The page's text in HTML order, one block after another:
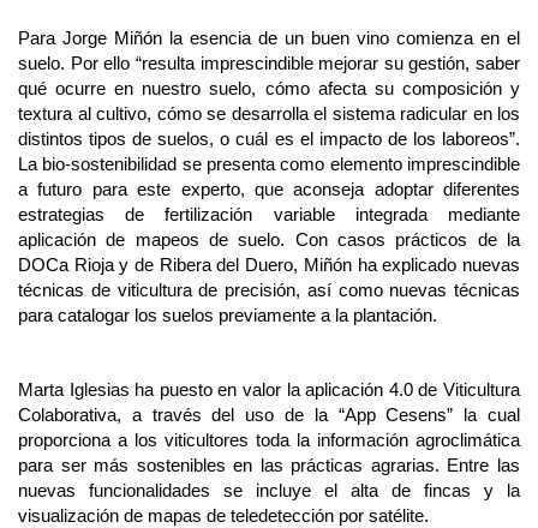
Para Jorge Miñón la esencia de un buen vino comienza en el
suelo. Por ello “resulta imprescindible mejorar su gestión, saber
qué ocurre en nuestro suelo, cómo afecta su composición y
textura al cultivo, cómo se desarrolla el sistema radicular en los
distintos tipos de suelos, o cuál es el impacto de los laboreos”.
La bio-sostenibilidad se presenta como elemento imprescindible
a futuro para este experto, que aconseja adoptar diferentes
estrategias de fertilización variable integrada mediante
aplicación de mapeos de suelo. Con casos prácticos de la
DOCa Rioja y de Ribera del Duero, Miñón ha explicado nuevas
técnicas de viticultura de precisión, así como nuevas técnicas
para catalogar los suelos previamente a la plantación.
Marta Iglesias ha puesto en valor la aplicación 4.0 de Viticultura
Colaborativa, a través del uso de la “App Cesens” la cual
proporciona a los viticultores toda la información agroclimática
para ser más sostenibles en las prácticas agrarias. Entre las
nuevas funcionalidades se incluye el alta de fincas y la
visualización de mapas de teledetección por satélite.